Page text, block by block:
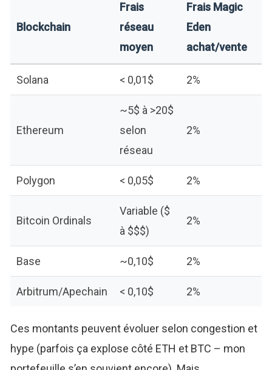
Blockchain
Frais
réseau
moyen
Frais Magic
Eden
achat/vente
Solana < 0,01$ 2%
Ethereum
~5$ à >20$
selon
réseau
2%
Polygon < 0,05$ 2%
Bitcoin Ordinals
Variable ($
à $$$)
2%
Base ~0,10$ 2%
Arbitrum/Apechain < 0,10$ 2%
Ces montants peuvent évoluer selon congestion et
hype (parfois ça explose côté ETH et BTC – mon